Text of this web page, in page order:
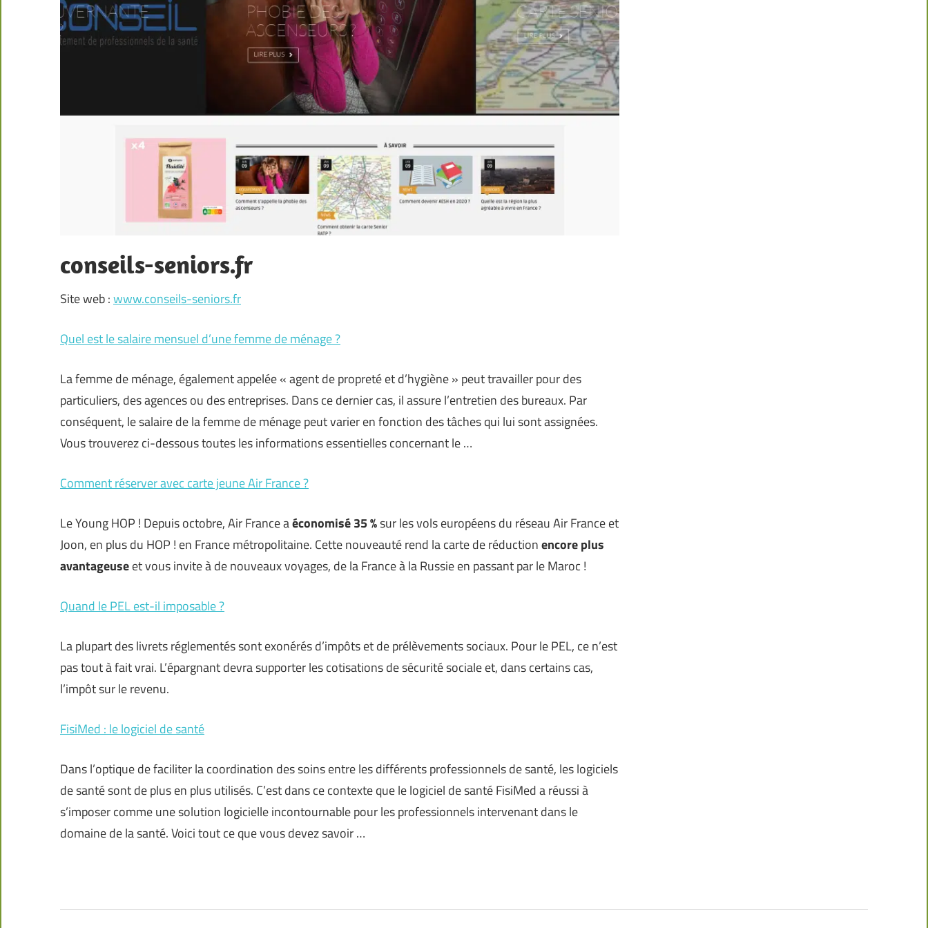
conseils-seniors.fr
Site web :www.conseils-seniors.fr
Quel est le salaire mensuel d’une femme de ménage ?
La femme de ménage, également appelée « agent de propreté et d’hygiène » peut travailler pour des
particuliers, des agences ou des entreprises. Dans ce dernier cas, il assure l’entretien des bureaux. Par
conséquent, le salaire de la femme de ménage peut varier en fonction des tâches qui lui sont assignées.
Vous trouverez ci-dessous toutes les informations essentielles concernant le …
Comment réserver avec carte jeune Air France ?
Le Young HOP ! Depuis octobre, Air France aéconomisé 35 %sur les vols européens du réseau Air France et
Joon, en plus du HOP ! en France métropolitaine. Cette nouveauté rend la carte de réductionencore plus
avantageuseet vous invite à de nouveaux voyages, de la France à la Russie en passant par le Maroc !
Quand le PEL est-il imposable ?
La plupart des livrets réglementés sont exonérés d’impôts et de prélèvements sociaux. Pour le PEL, ce n’est
pas tout à fait vrai. L’épargnant devra supporter les cotisations de sécurité sociale et, dans certains cas,
l’impôt sur le revenu.
FisiMed : le logiciel de santé
Dans l’optique de faciliter la coordination des soins entre les différents professionnels de santé, les logiciels
de santé sont de plus en plus utilisés. C’est dans ce contexte que le logiciel de santé FisiMed a réussi à
s’imposer comme une solution logicielle incontournable pour les professionnels intervenant dans le
domaine de la santé. Voici tout ce que vous devez savoir …